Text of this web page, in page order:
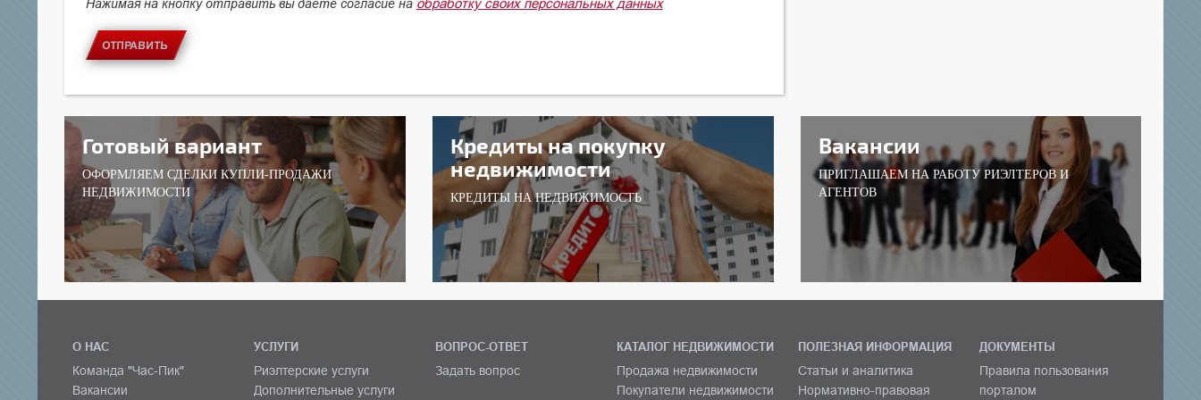
Нажимая на кнопку отправить вы даете согласие на
ОТПРАВИТЬ
Готовый вариант
ОФОРМЛЯЕМ СДЕЛКИ КУПЛИ-ПРОДАЖИ
НЕДВИЖИМОСТИ
Кредиты на покупку
недвижимости
КРЕДИТЫ НА НЕДВИЖИМОСТЬ
Вакансии
ПРИГЛАШАЕМ НА РАБОТУ РИЭЛТЕРОВ И
АГЕНТОВ
О НАС
Команда "Час-Пик"
Вакансии
УСЛУГИ
Риэлтерские услуги
Дополнительные услуги
ВОПРОС-ОТВЕТ
Задать вопрос
КАТАЛОГ НЕДВИЖИМОСТИ
Продажа недвижимости
Покупатели недвижимости
ПОЛЕЗНАЯ ИНФОРМАЦИЯ
Статьи и аналитика
Нормативно-правовая
ДОКУМЕНТЫ
Правила пользования
порталом